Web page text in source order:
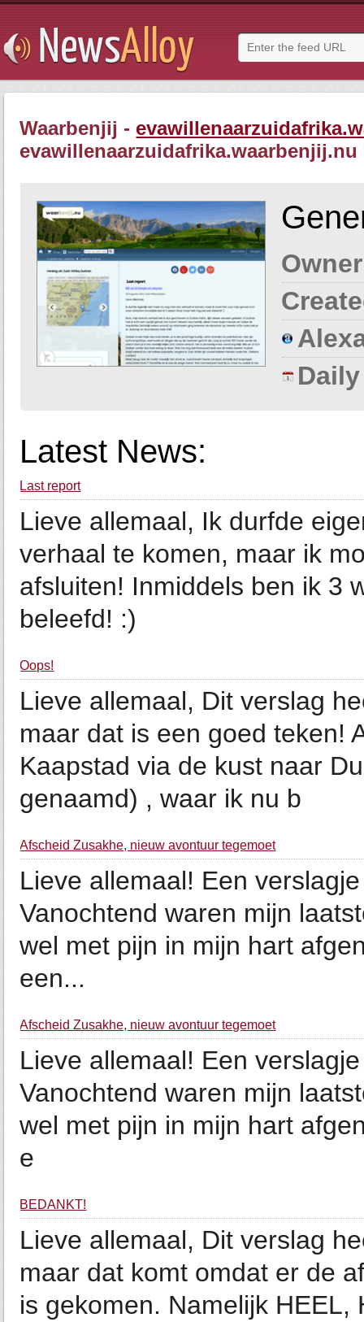
Waarbenjij -
evawillenaarzuidafrika.waarbenjij.nu
Latest News:
Last report
Lieve allemaal, Ik durfde
verhaal te komen, maar ik
afsluiten! Inmiddels ben ik 3
beleefd! :)
Oops!
Lieve allemaal, Dit verslag
maar dat is een goed teken!
Kaapstad via de kust naar
genaamd) , waar ik nu b
Afscheid Zusakhe, nieuw avontuur tegemoet
Lieve allemaal! Een
Vanochtend waren mijn
wel met pijn in mijn hart
een...
Afscheid Zusakhe, nieuw avontuur tegemoet
Lieve allemaal! Een
Vanochtend waren mijn
wel met pijn in mijn hart
e
BEDANKT!
Lieve allemaal, Dit verslag
maar dat komt omdat er de
is gekomen. Namelijk HEEL,